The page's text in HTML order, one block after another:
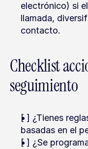
electrónico) si
llamada,
contacto.
Checklist
seguimiento
[ ] ¿Tienes
basadas en el
[ ] ¿Se